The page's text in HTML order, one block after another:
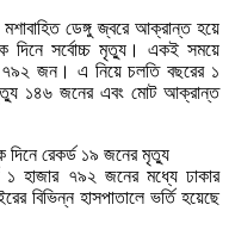
ডেঙ্গু জ্বরে আক্রান্ত হয়ে
দিনে সর্বোচ্চ মৃত্যু। একই সময়ে
৭৯২ জন। এ নিয়ে চলতি বছরের ১
১৪৬ জনের এবং মোট আক্রান্ত
দিনে রেকর্ড ১৯ জনের মৃত্যু
হাজার ৭৯২ জনের মধ্যে ঢাকার
বিভিন্ন হাসপাতালে ভর্তি হয়েছে